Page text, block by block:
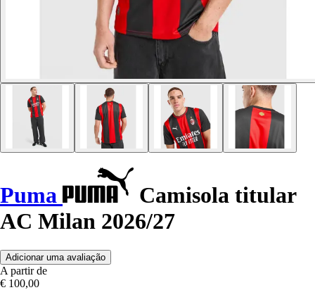
Puma
Camisola titular
AC Milan 2026/27
Adicionar uma avaliação
A partir de
€ 100,00